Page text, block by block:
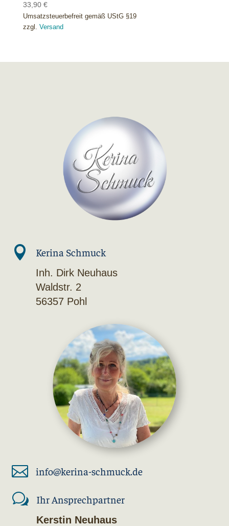
33,90 €
Umsatzsteuerbefreit gemäß UStG §19
zzgl. Versand
 Kerina Schmuck
Inh. Dirk Neuhaus
Waldstr. 2
56357 Pohl
 info@kerina-schmuck.de
w Ihr Ansprechpartner
Kerstin Neuhaus